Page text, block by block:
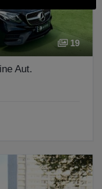
19
Aut.